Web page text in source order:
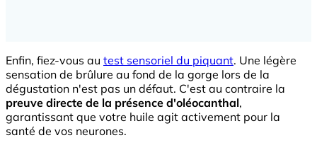
Enfin, fiez-vous au test sensoriel du piquant. Une légère
sensation de brûlure au fond de la gorge lors de la
dégustation n'est pas un défaut. C'est au contraire la
preuve directe de la présence d'oléocanthal,
garantissant que votre huile agit activement pour la
santé de vos neurones.